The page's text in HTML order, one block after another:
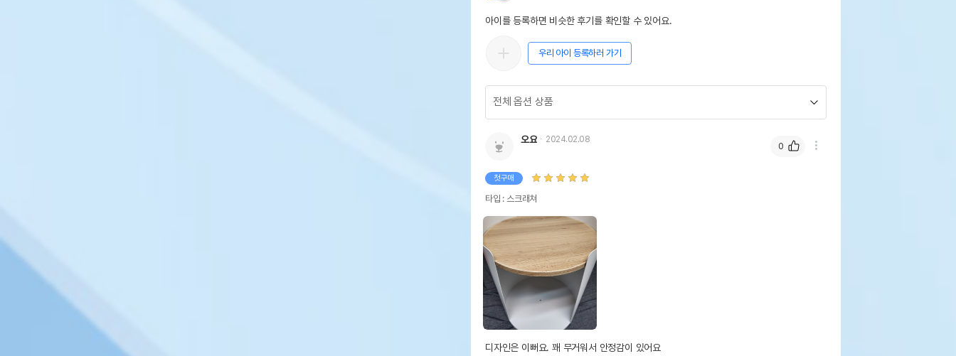
아이를 등록하면 비슷한 후기를 확인할 수 있어요.
우리 아이 등록하러 가기
오요 2024.02.08
첫구매
타입 : 스크래쳐
디자인은 이뻐요. 꽤 무거워서 안정감이 있어요
0